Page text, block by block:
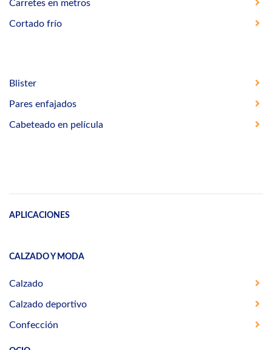
Carretes en metros
Cortado frío
Blister
Pares enfajados
Cabeteado en película
APLICACIONES
CALZADO Y MODA
Calzado
Calzado deportivo
Confección